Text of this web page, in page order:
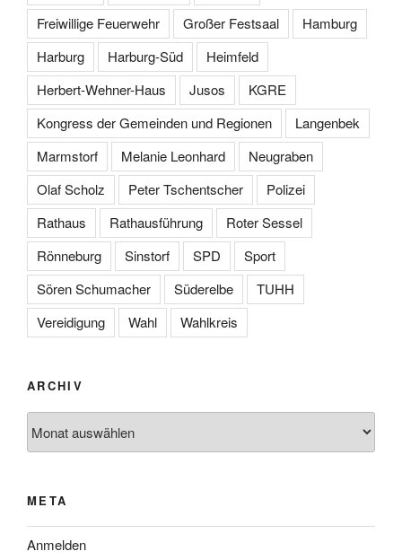
Freiwillige Feuerwehr
Großer Festsaal
Hamburg
Harburg
Harburg-Süd
Heimfeld
Herbert-Wehner-Haus
Jusos
KGRE
Kongress der Gemeinden und Regionen
Langenbek
Marmstorf
Melanie Leonhard
Neugraben
Olaf Scholz
Peter Tschentscher
Polizei
Rathaus
Rathausführung
Roter Sessel
Rönneburg
Sinstorf SPD
Sport
Sören Schumacher
Süderelbe
TUHH
Vereidigung
Wahl Wahlkreis
ARCHIV
META
Anmelden